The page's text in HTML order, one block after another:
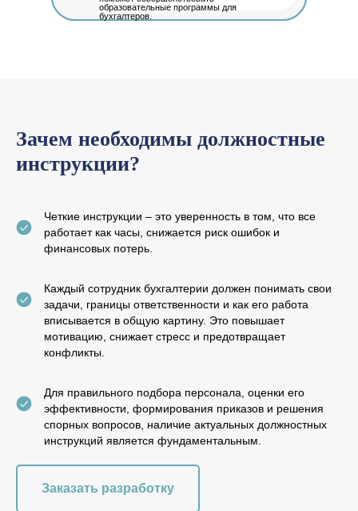
образовательные программы для
бухгалтеров.
Зачем необходимы должностные
инструкции?
Четкие инструкции – это уверенность в том, что все
работает как часы, снижается риск ошибок и
финансовых потерь.
Каждый сотрудник бухгалтерии должен понимать свои
задачи, границы ответственности и как его работа
вписывается в общую картину. Это повышает
мотивацию, снижает стресс и предотвращает
конфликты.
Для правильного подбора персонала, оценки его
эффективности, формирования приказов и решения
спорных вопросов, наличие актуальных должностных
инструкций является фундаментальным.
Заказать разработку